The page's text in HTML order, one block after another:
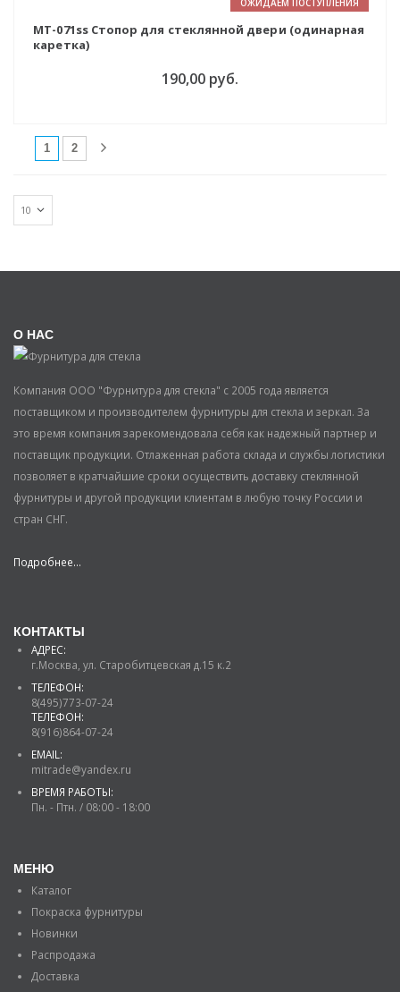
MT-071ss Стопор для стеклянной двери (одинарная
каретка)
190,00 руб.
1(current)
2
О НАС
Компания ООО "Фурнитура для стекла" с 2005 года является
поставщиком и производителем фурнитуры для стекла и зеркал. За
это время компания зарекомендовала себя как надежный партнер и
поставщик продукции. Отлаженная работа склада и службы логистики
позволяет в кратчайшие сроки осуществить доставку стеклянной
фурнитуры и другой продукции клиентам в любую точку России и
стран СНГ.
Подробнее...
КОНТАКТЫ
АДРЕС:
г.Москва, ул. Старобитцевская д.15 к.2
ТЕЛЕФОН:
8(495)773-07-24
ТЕЛЕФОН:
8(916)864-07-24
EMAIL:
mitrade@yandex.ru
ВРЕМЯ РАБОТЫ:
Пн. - Птн. / 08:00 - 18:00
МЕНЮ
Каталог
Покраска фурнитуры
Новинки
Распродажа
Доставка